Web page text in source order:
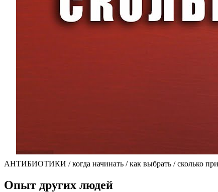
АНТИБИОТИКИ / когда начинать / как выбрать / сколько
Опыт других людей